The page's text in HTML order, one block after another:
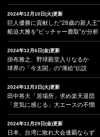
2024年12月10日(火)更新
巨人優勝に貢献した“28歳の新人王”
船迫大雅を“ピッチャー鹿取”が分析
2024年12月6日(金)更新
掛布雅之、野球殿堂入りなるか
球界の「今太閤」の“薄給”伝説
2024年12月3日(火)更新
田中将大「居場所」求め楽天退団
「意気に感じる」大エースの不憫
2024年11月29日(金)更新
日本、台湾に敗れ大会連覇ならず